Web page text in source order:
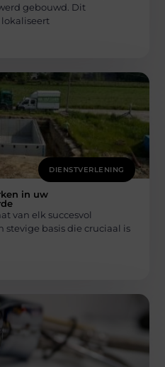
gebouwd. Dit
DIENSTVERLENING
in uw
van elk succesvol
basis die cruciaal is